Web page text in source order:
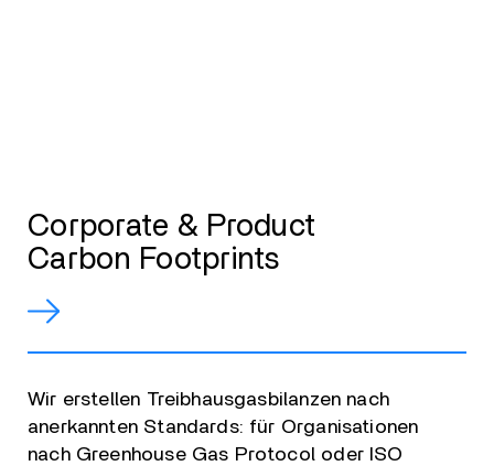
Corporate & Product
Carbon Footprints
Wir erstellen Treibhausgasbilanzen nach
anerkannten Standards: für Organisationen
nach Greenhouse Gas Protocol oder ISO